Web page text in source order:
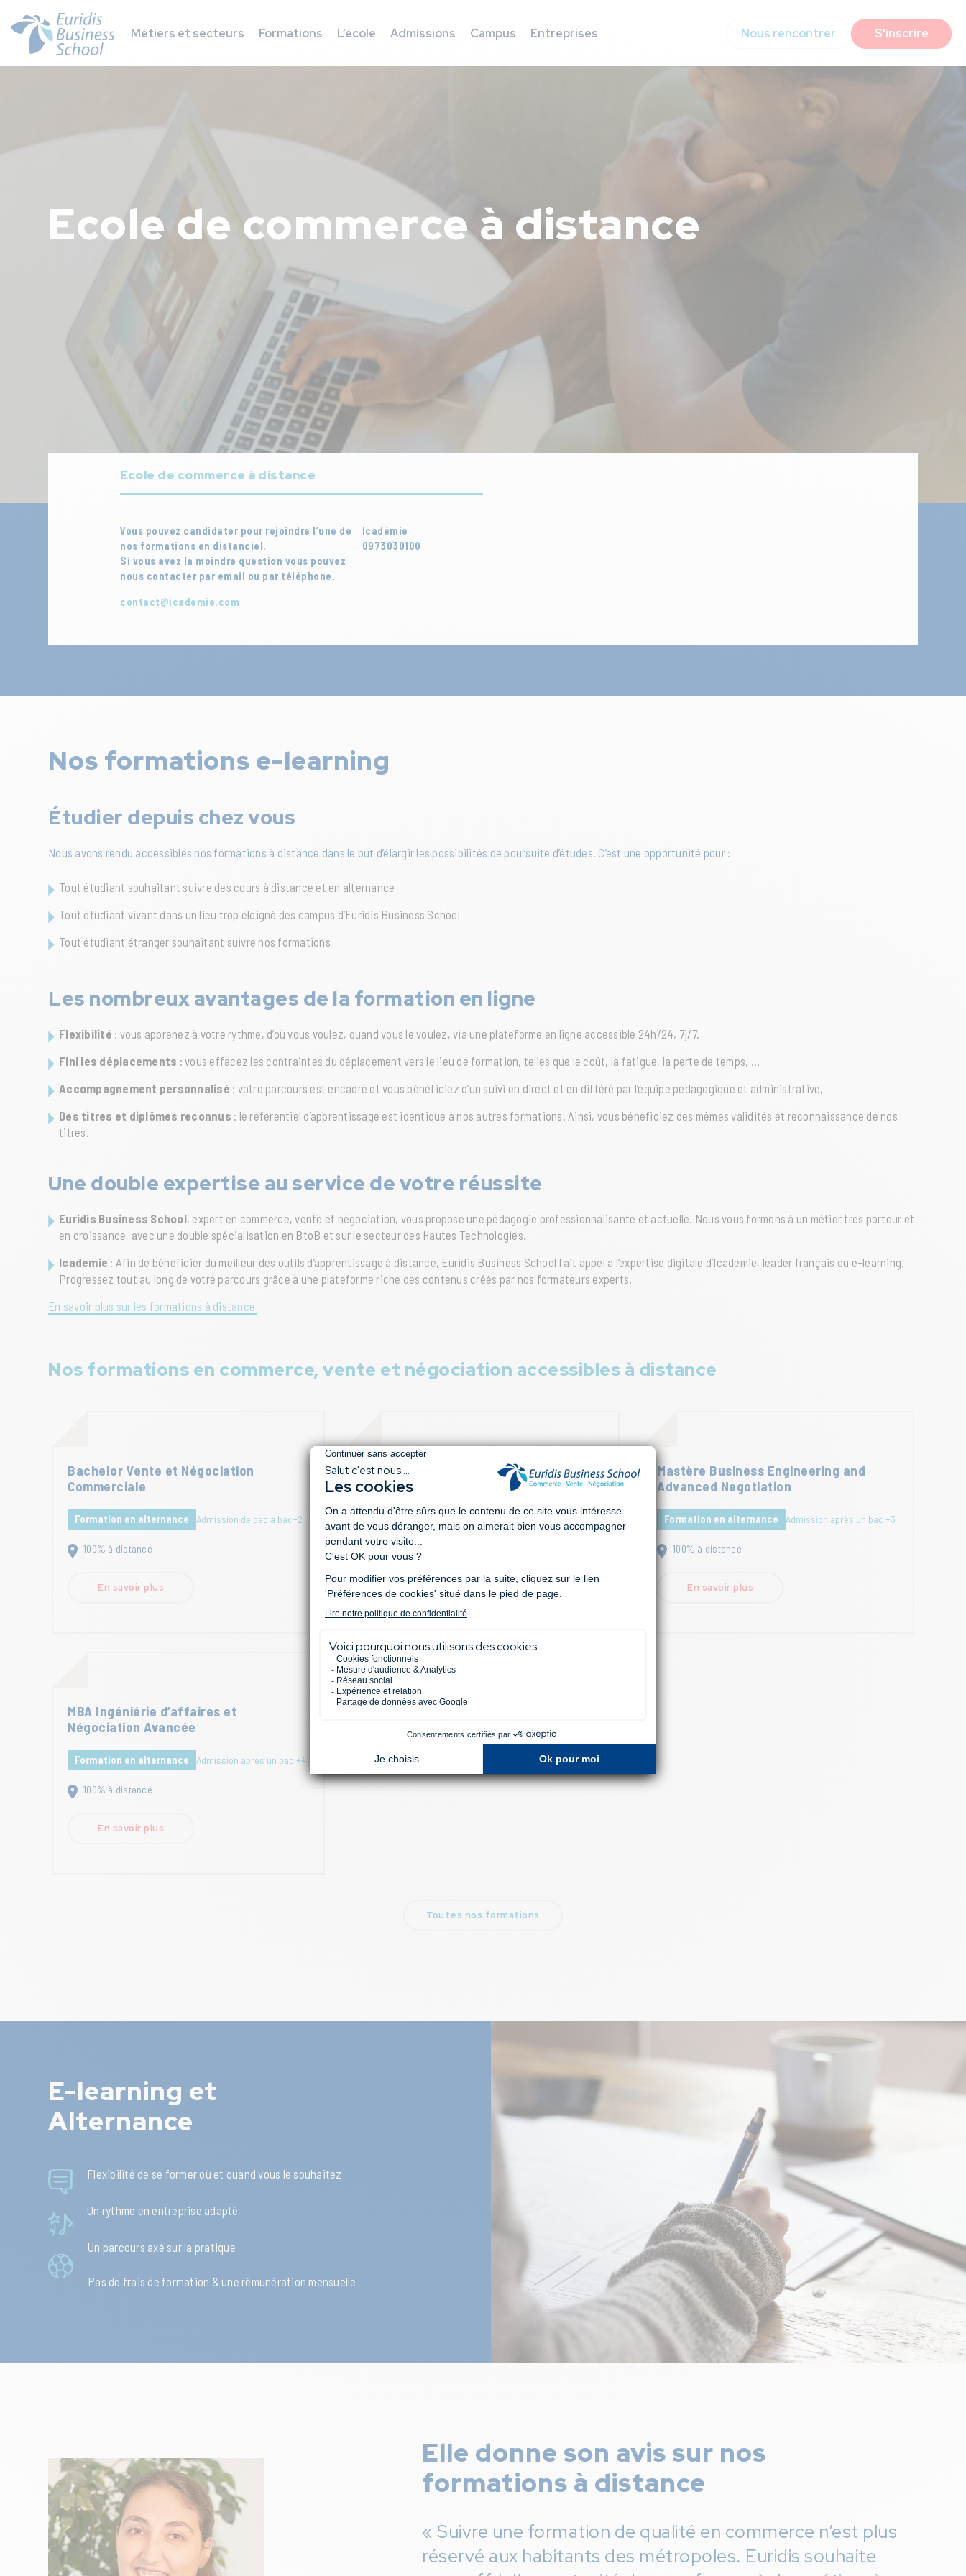
Métiers et secteurs Formations L’école Admissions Campus Entreprises Nous rencontrer S'inscrire
Ecole de commerce à distance
Ecole de commerce à distance
Vous pouvez candidater pour rejoindre l’une de
nos formations en distanciel.
Si vous avez la moindre question vous pouvez
nous contacter par email ou par téléphone.
contact@icademie.com
Icadémie
0973030100
Nos formations e-learning
Étudier depuis chez vous
Nous avons rendu accessibles nos formations à distance dans le but d’élargir les possibilités de poursuite d’études. C’est une opportunité pour :
Tout étudiant souhaitant suivre des cours à distance et en alternance
Tout étudiant vivant dans un lieu trop éloigné des campus d’Euridis Business School
Tout étudiant étranger souhaitant suivre nos formations
Les nombreux avantages de la formation en ligne
Flexibilité : vous apprenez à votre rythme, d’où vous voulez, quand vous le voulez, via une plateforme en ligne accessible 24h/24, 7j/7.
Fini les déplacements : vous effacez les contraintes du déplacement vers le lieu de formation, telles que le coût, la fatigue, la perte de temps, …
Accompagnement personnalisé : votre parcours est encadré et vous bénéficiez d’un suivi en direct et en différé par l’équipe pédagogique et administrative,
Des titres et diplômes reconnus : le référentiel d’apprentissage est identique à nos autres formations. Ainsi, vous bénéficiez des mêmes validités et reconnaissance de nos
titres.
Une double expertise au service de votre réussite
Euridis Business School, expert en commerce, vente et négociation, vous propose une pédagogie professionnalisante et actuelle. Nous vous formons à un métier très porteur et
en croissance, avec une double spécialisation en BtoB et sur le secteur des Hautes Technologies.
Icademie : Afin de bénéficier du meilleur des outils d’apprentissage à distance, Euridis Business School fait appel à l’expertise digitale d’Icademie, leader français du e-learning.
Progressez tout au long de votre parcours grâce à une plateforme riche des contenus créés par nos formateurs experts.
En savoir plus sur les formations à distance
Nos formations en commerce, vente et négociation accessibles à distance
Bachelor Vente et Négociation
Commerciale
Formation en alternance Admission de bac à bac+2
100% à distance
En savoir plus
MBA Ingéniérie d’affaires et
Négociation Avancée
Formation en alternance Admission après un bac +4
100% à distance
En savoir plus
Mastère Ingéniérie d’affaires et
Négociation Avancée
Formation en alternance
100% à distance
En savoir plus
Mastère Business Engineering and
Advanced Negotiation
Formation en alternance Admission après un bac +3
100% à distance
En savoir plus
Toutes nos formations
E-learning et
Alternance
Flexibilité de se former où et quand vous le souhaitez
Un rythme en entreprise adapté
Un parcours axé sur la pratique
Pas de frais de formation & une rémunération mensuelle
Elle donne son avis sur nos
formations à distance
« Suivre une formation de qualité en commerce n’est plus
réservé aux habitants des métropoles. Euridis souhaite